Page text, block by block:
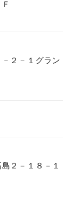
２－１グラン
２－１８－１